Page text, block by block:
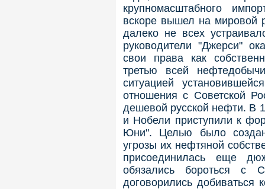
крупномасштабного
вскоре вышел на мировой
далеко не всех
руководители "Джерси"
свои права как
третью всей
ситуацией
отношения с Советской
дешевой русской нефти. В
и Нобели приступили к
Юни". Целью было
угрозы их нефтяной
присоединилась еще
обязались бороться с
договорились добиваться